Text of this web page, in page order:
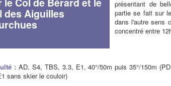
des Aiguilles
présentant de
partie se fait sur
dans l'autre sens
concentré entre
: AD, S4, TBS, 3.3, E1, 40°/50m puis 35°/150m
sans skier le couloir)